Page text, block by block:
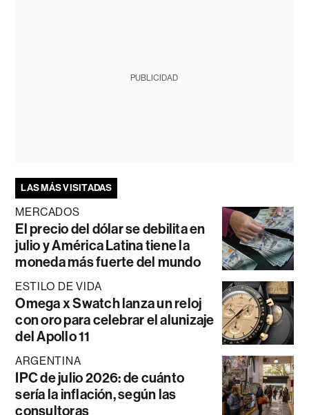
PUBLICIDAD
LAS MÁS VISITADAS
MERCADOS
El precio del dólar se debilita en
julio y América Latina tiene la
moneda más fuerte del mundo
ESTILO DE VIDA
Omega x Swatch lanza un reloj
con oro para celebrar el alunizaje
del Apollo 11
ARGENTINA
IPC de julio 2026: de cuánto
sería la inflación, según las
consultoras